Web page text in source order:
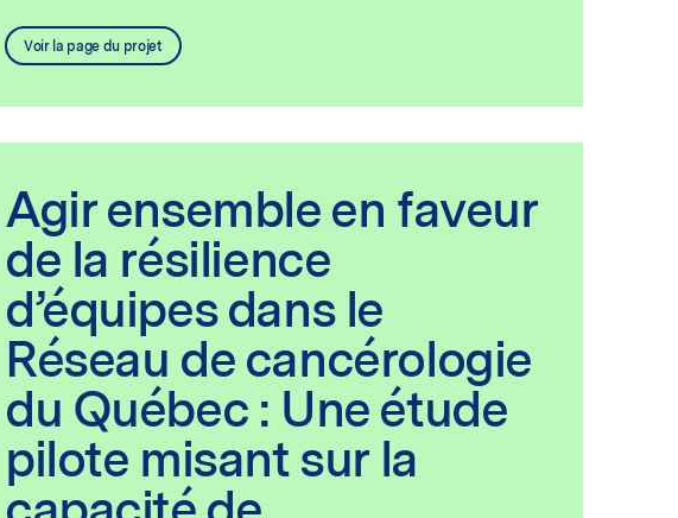
Voir la page du projet
Agir ensemble en faveur
de la résilience
d’équipes dans le
Réseau de cancérologie
du Québec : Une étude
pilote misant sur la